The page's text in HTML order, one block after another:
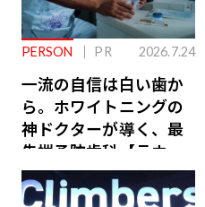
PERSON PR 2026.7.24
一流の自信は白い歯か
ら。ホワイトニングの
神ドクターが導く、最
先端予防歯科【ラウン
ジ会員特典あり】